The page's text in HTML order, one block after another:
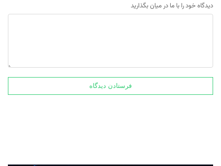
دیدگاه خود را با ما در میان بگذارید